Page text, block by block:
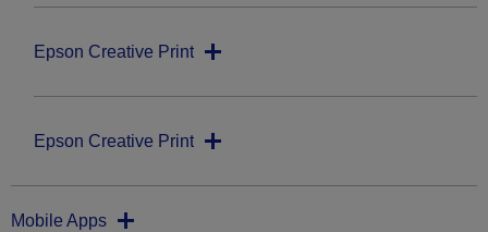
Epson Creative Print
Epson Creative Print
Mobile Apps